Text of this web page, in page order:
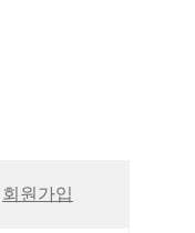
회원가입